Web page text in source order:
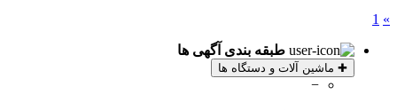
»
1
طبقه بندی آگهی ها
✚ ماشین آلات و دستگاه ها
−